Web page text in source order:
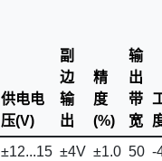
供电电
压(V)
副
边
输
出
精
度
(%)
输
出
带
宽
±12...15 ±4V ±1.0 50 -